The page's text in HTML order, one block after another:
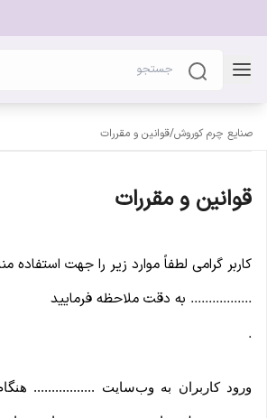
صنایع چرم کوروش/قوانین و مقررات
قوانین و مقررات
کاربر گرامی لطفاً موارد زیر را جهت استفاده
................. به دقت ملاحظه فرمایید
.
ورود کاربران به وب‏‌سایت .................